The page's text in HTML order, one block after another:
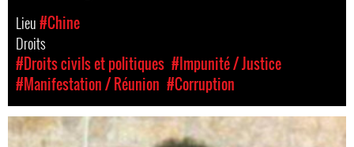
Lieu#Chine
Droits
#Droits civils et politiques #Impunité / Justice
#Manifestation / Réunion #Corruption